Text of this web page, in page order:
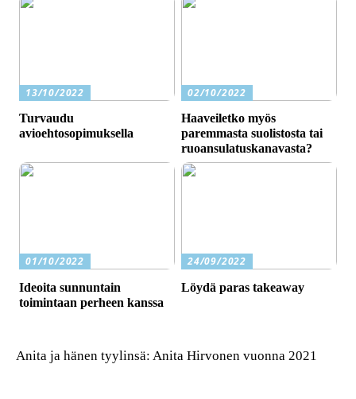
13/10/2022
Turvaudu
avioehtosopimuksella
02/10/2022
Haaveiletko myös
paremmasta suolistosta tai
ruoansulatuskanavasta?
01/10/2022
Ideoita sunnuntain
toimintaan perheen kanssa
24/09/2022
Löydä paras takeaway
Anita ja hänen tyylinsä: Anita Hirvonen vuonna 2021